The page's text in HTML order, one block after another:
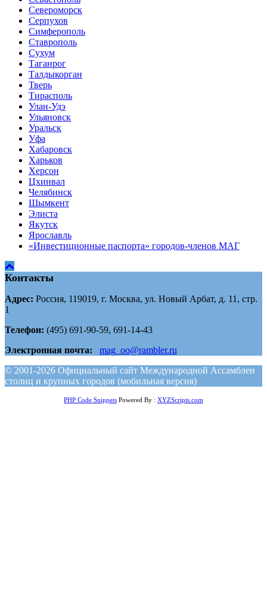
Североморск
Серпухов
Симферополь
Ставрополь
Сухум
Таганрог
Tалдыкорган
Тверь
Тирасполь
Улан-Удэ
Ульяновск
Уральск
Уфа
Хабаровск
Харьков
Херсон
Цхинвал
Челябинск
Шымкент
Элиста
Якутск
Ярославль
«Инвестиционные паспорта» городов-членов МАГ
Контакты
Адрес: Россия, 119019, г. Москва, ул. Новый Арбат, д. 11, стр.
1
Телефон: (495) 691-90-59, 691-14-43
Электронная почта:
mag_oo@rambler.ru
© 2001-2026 Официальный сайт Международной Ассамблеи
столиц и крупных городов (мобильная версия)
PHP Code Snippets Powered By : XYZScripts.com